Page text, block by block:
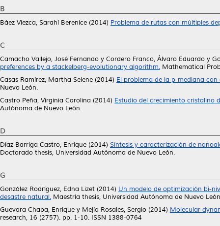
B
Báez Viezca, Sarahí Berenice (2014) Problema de rutas con múltiples
C
Camacho Vallejo, José Fernando y Cordero Franco, Álvaro Eduardo y
preferences by a stackelberg-evolutionary algorithm. Mathematical
Casas Ramírez, Martha Selene (2014) El problema de la p-mediana
Nuevo León.
Castro Peña, Virginia Carolina (2014) Estudio del crecimiento cristalino
Autónoma de Nuevo León.
D
Díaz Barriga Castro, Enrique (2014) Síntesis y caracterización de
Doctorado thesis, Universidad Autónoma de Nuevo León.
G
González Rodríguez, Edna Lizet (2014) Un modelo de optimización bi-
desastre natural. Maestría thesis, Universidad Autónoma de Nuevo
Guevara Chapa, Enrique y Mejía Rosales, Sergio (2014) Molecular
research, 16 (2757). pp. 1-10. ISSN 1388-0764